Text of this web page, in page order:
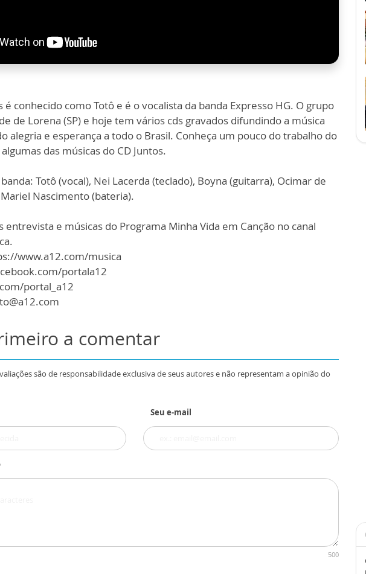
é conhecido como Totô e é o vocalista da banda Expresso HG. O grupo
de Lorena (SP) e hoje tem vários cds gravados difundindo a música
alegria e esperança a todo o Brasil. Conheça um pouco do trabalho do
das músicas do CD Juntos.
Totô (vocal), Nei Lacerda (teclado), Boyna (guitarra), Ocimar de
Nascimento (bateria).
entrevista e músicas do Programa Minha Vida em Canção no canal
www.a12.com/musica
portala12
portal_a12
a comentar
são de responsabilidade exclusiva de seus autores e não representam a opinião do
Seu e-mail
500